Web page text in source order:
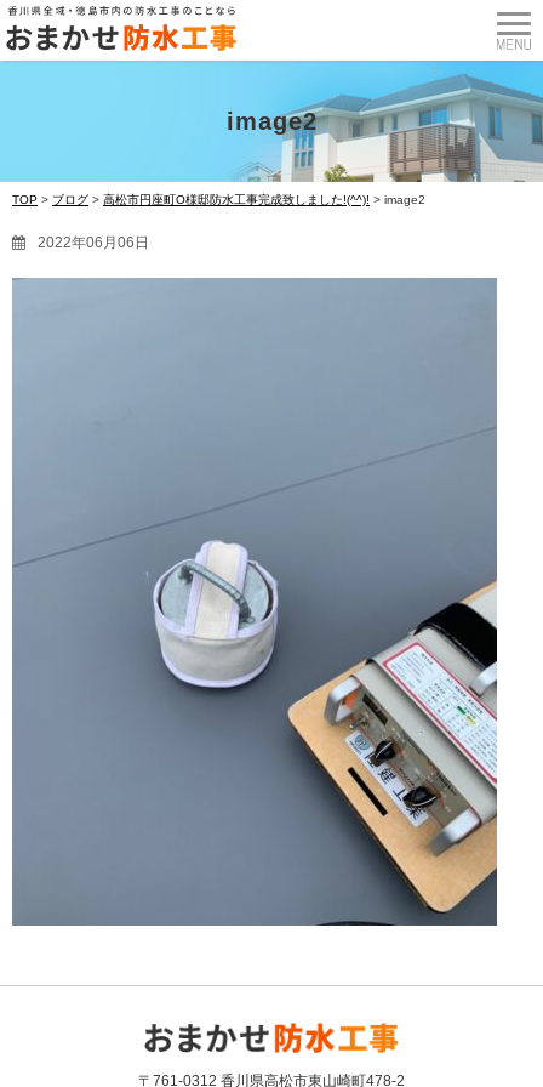
image2
TOP > ブログ > 高松市円座町O様邸防水工事完成致しました!(^^)! > image2
2022年06月06日
〒761-0312 香川県高松市東山崎町478-2